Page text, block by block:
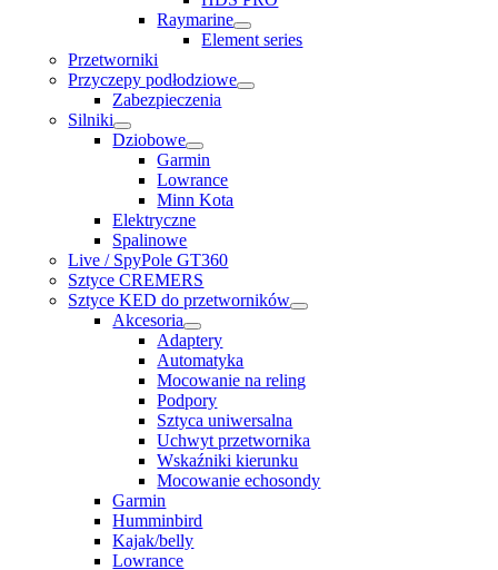
Raymarine
Element series
Przetworniki
Przyczepy podłodziowe
Zabezpieczenia
Silniki
Dziobowe
Garmin
Lowrance
Minn Kota
Elektryczne
Spalinowe
Live / SpyPole GT360
Sztyce CREMERS
Sztyce KED do przetworników
Akcesoria
Adaptery
Automatyka
Mocowanie na reling
Podpory
Sztyca uniwersalna
Uchwyt przetwornika
Wskaźniki kierunku
Mocowanie echosondy
Garmin
Humminbird
Kajak/belly
Lowrance